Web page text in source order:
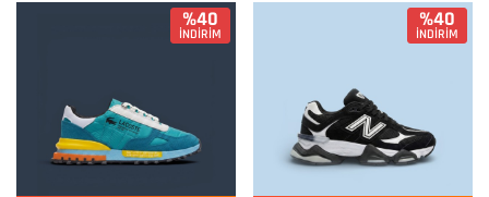
%40
İNDİRİM
%40
İNDİRİM